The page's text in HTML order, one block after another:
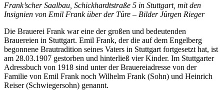
Frank’scher Saalbau, Schickhardtstraße 5 in Stuttgart, mit den
Insignien von Emil Frank über der Türe – Bilder Jürgen Rieger
Die Brauerei Frank war eine der großen und bedeutenden
Brauereien in Stuttgart. Emil Frank, der die auf dem Engelberg
begonnene Brautradition seines Vaters in Stuttgart fortgesetzt hat, ist
am 28.03.1907 gestorben und hinterließ vier Kinder. Im Stuttgarter
Adressbuch von 1918 sind unter der Brauereiadresse von der
Familie von Emil Frank noch Wilhelm Frank (Sohn) und Heinrich
Reiser (Schwiegersohn) genannt.